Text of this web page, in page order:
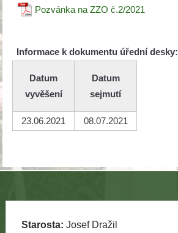
Pozvánka na ZZO č.2/2021
Informace k dokumentu úřední desky:
Datum
vyvěšení
Datum
sejmutí
23.06.2021 08.07.2021
Starosta: Josef Dražil